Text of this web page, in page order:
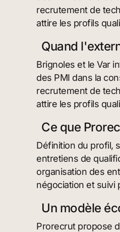
recrutement de
attire les profils
Quand
Brignoles et le Var
des PMI dans la
recrutement de
attire les profils
Ce que
Définition du profil,
entretiens de
organisation des
négociation et suivi
Un modèle
Prorecrut propose